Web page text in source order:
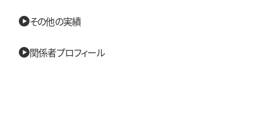
その他の実績
関係者プロフィール